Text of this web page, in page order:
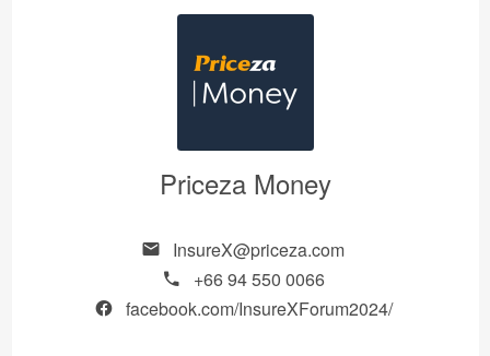
Priceza Money
InsureX@priceza.com
+66 94 550 0066
facebook.com/InsureXForum2024/